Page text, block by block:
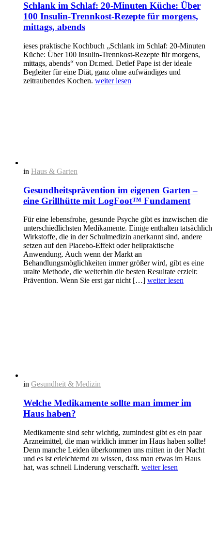
Schlank im Schlaf: 20-Minuten Küche: Über
100 Insulin-Trennkost-Rezepte für morgens,
mittags, abends
ieses praktische Kochbuch „Schlank im Schlaf: 20-Minuten
Küche: Über 100 Insulin-Trennkost-Rezepte für morgens,
mittags, abends“ von Dr.med. Detlef Pape ist der ideale
Begleiter für eine Diät, ganz ohne aufwändiges und
zeitraubendes Kochen. weiter lesen
in Haus & Garten
Gesundheitsprävention im eigenen Garten –
eine Grillhütte mit LogFoot™ Fundament
Für eine lebensfrohe, gesunde Psyche gibt es inzwischen die
unterschiedlichsten Medikamente. Einige enthalten tatsächlich
Wirkstoffe, die in der Schulmedizin anerkannt sind, andere
setzen auf den Placebo-Effekt oder heilpraktische
Anwendung. Auch wenn der Markt an
Behandlungsmöglichkeiten immer größer wird, gibt es eine
uralte Methode, die weiterhin die besten Resultate erzielt:
Prävention. Wenn Sie erst gar nicht […] weiter lesen
in Gesundheit & Medizin
Welche Medikamente sollte man immer im
Haus haben?
Medikamente sind sehr wichtig, zumindest gibt es ein paar
Arzneimittel, die man wirklich immer im Haus haben sollte!
Denn manche Leiden überkommen uns mitten in der Nacht
und es ist erleichternd zu wissen, dass man etwas im Haus
hat, was schnell Linderung verschafft. weiter lesen